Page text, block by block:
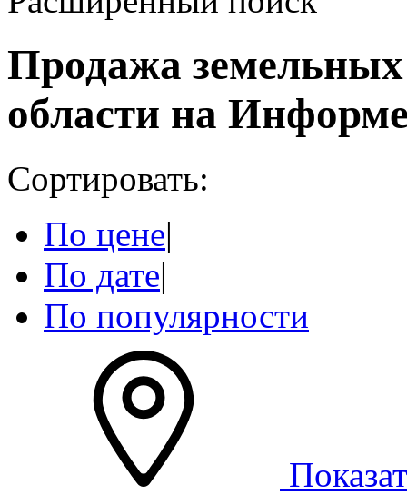
Продажа
области на
Сортировать:
По цене|
По дате|
По популярности